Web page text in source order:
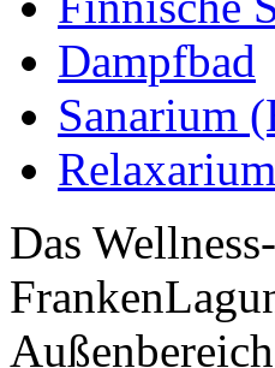
Dampfbad
Sanarium
Das